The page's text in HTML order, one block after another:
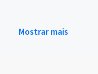
Mostrar mais